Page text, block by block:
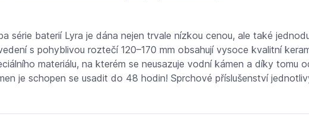
série baterií Lyra je dána nejen trvale nízkou cenou, ale také
s pohyblivou roztečí 120–170 mm obsahují vysoce kvalitní
materiálu, na kterém se neusazuje vodní kámen a díky tomu
je schopen se usadit do 48 hodin! Sprchové příslušenství